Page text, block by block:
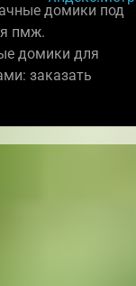
домики под
пмж.
домики для
заказать